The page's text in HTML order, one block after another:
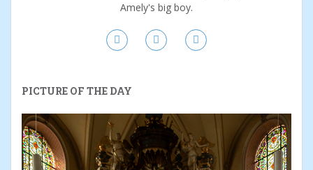
Amely's big boy.
PICTURE OF THE DAY